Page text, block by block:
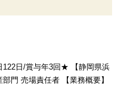
日/賞与年3回★ 【静岡県浜
門 売場責任者 【業務概要】